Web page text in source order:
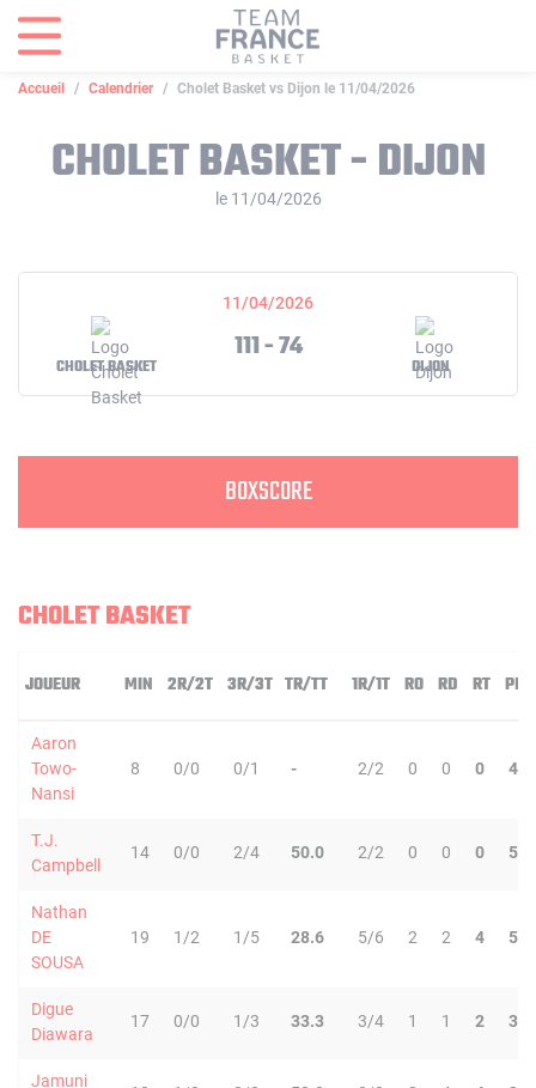
Accueil Calendrier Cholet Basket vs Dijon le 11/04/2026
CHOLET BASKET - DIJON
le 11/04/2026
11/04/2026
CHOLET BASKET
111 - 74
DIJON
BOXSCORE
CHOLET BASKET
JOUEUR MIN 2R/2T 3R/3T TR/TT 1R/1T RO RD RT PD
Aaron
Towo-
Nansi
8 0/0 0/1 - 2/2 0 0 0 4
T.J.
Campbell
14 0/0 2/4 50.0 2/2 0 0 0 5
Nathan
DE
SOUSA
19 1/2 1/5 28.6 5/6 2 2 4 5
Digue
Diawara
17 0/0 1/3 33.3 3/4 1 1 2 3
Jamuni
Panneau de gestion des cookies